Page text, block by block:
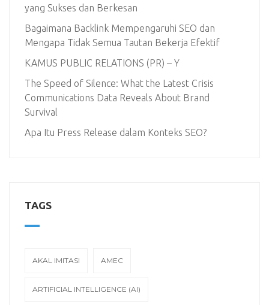
yang Sukses dan Berkesan
Bagaimana Backlink Mempengaruhi SEO dan
Mengapa Tidak Semua Tautan Bekerja Efektif
KAMUS PUBLIC RELATIONS (PR) – Y
The Speed of Silence: What the Latest Crisis
Communications Data Reveals About Brand
Survival
Apa Itu Press Release dalam Konteks SEO?
TAGS
AKAL IMITASI AMEC
ARTIFICIAL INTELLIGENCE (AI)